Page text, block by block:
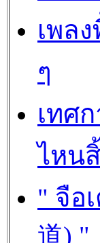
เพล
ๆ
เทศ
ไหน
" จือ
道) "